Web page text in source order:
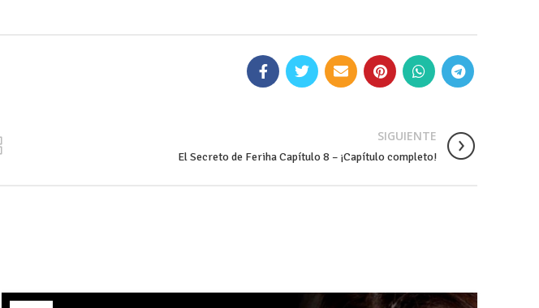
SIGUIENTE
El Secreto de Feriha Capítulo 8 – ¡Capítulo completo!